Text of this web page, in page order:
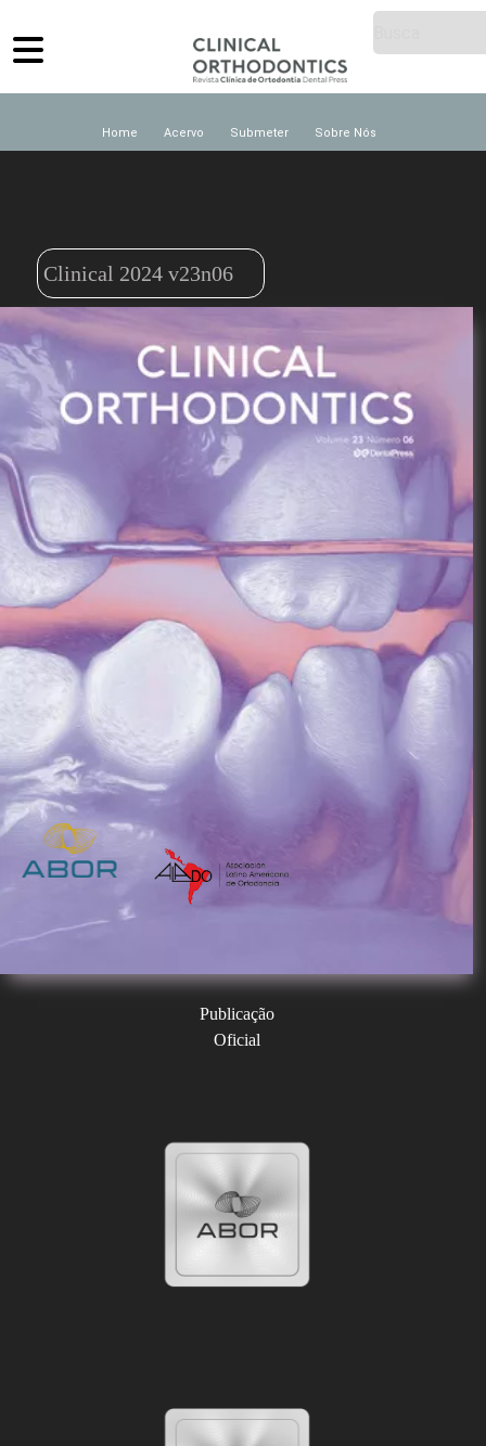
Home Acervo Submeter Sobre Nós
Clinical 2024 v23n06
Publicação
Oficial